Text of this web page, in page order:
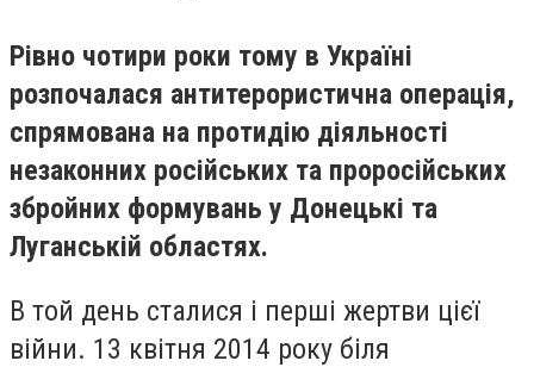
Рівно чотири роки тому в Україні
розпочалася антитерористична операція,
спрямована на протидію діяльності
незаконних російських та проросійських
збройних формувань у Донецькі та
Луганській областях.
В той день сталися і перші жертви цієї
війни. 13 квітня 2014 року біля